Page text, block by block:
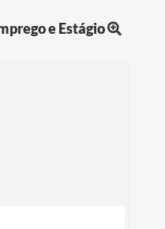
e Estágio